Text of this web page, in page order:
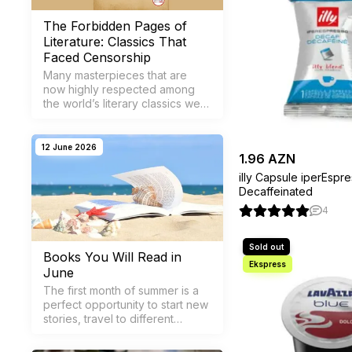
Kapsul Qəhvə
Kapsul qəhvələri,
lungo, cappuccino,
keyfiyyətli qəhvə
ədviyyatlı qarışıqlar
Ekoloji Məsələlər və
ola bilər. İstifadə
qalır. Lakin, bəzi
Kapsul Qəhvə
Kapsul qəhvə
tənzimləyərək,
həm ev istifadəsi,
Kapsul qəhvə,
baxımından
qəhvə, qəhvə
1.96 AZN
illy Capsule
Decaffeinated
4
The Forbidden Pages of
Literature: Classics That
Faced Censorship
Many masterpieces that are
now highly respected among
the world’s literary classics were
fears of regimes, institutions,
and authorities. Here are 10
banned books that stood
12 June 2026
Books You Will Read in
June
The first month of summer is a
perfect opportunity to start new
stories, travel to different
unforgettable moments filled